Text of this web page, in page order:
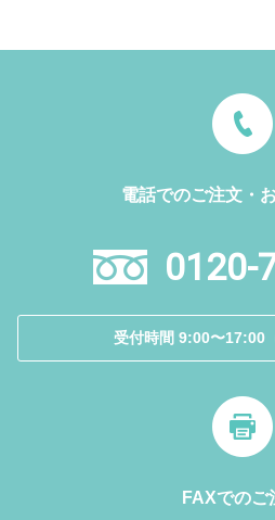
電話でのご注文・
0120-
受付時間 9:00〜17:00
FAXでのご